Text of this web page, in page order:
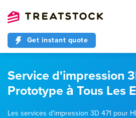
Get instant quote
Service d'impression
Prototype à Tous Les
Les services d'impression 3D 471 pour